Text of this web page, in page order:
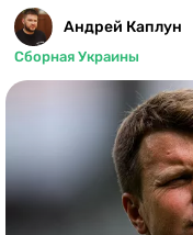
ЛЧ
ЛЕ
Букмекеры
Казино
Андрей Каплун
Сборная Украины